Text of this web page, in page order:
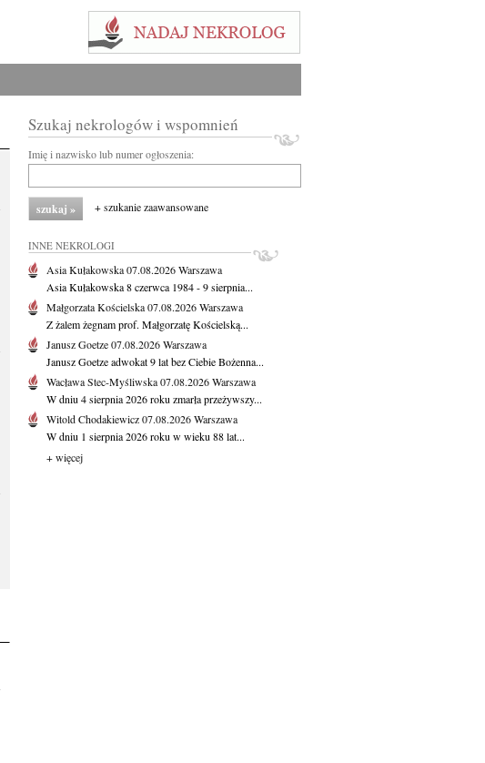
Szukaj nekrologów i wspomnień
Imię i nazwisko lub numer ogłoszenia:
+ szukanie zaawansowane
INNE NEKROLOGI
Asia Kułakowska07.08.2026Warszawa
Asia Kułakowska 8 czerwca 1984 - 9 sierpnia...
Małgorzata Kościelska07.08.2026Warszawa
Z żalem żegnam prof. Małgorzatę Kościelską...
Janusz Goetze07.08.2026Warszawa
Janusz Goetze adwokat 9 lat bez Ciebie Bożenna...
Wacława Stec-Myśliwska07.08.2026Warszawa
W dniu 4 sierpnia 2026 roku zmarła przeżywszy...
Witold Chodakiewicz07.08.2026Warszawa
W dniu 1 sierpnia 2026 roku w wieku 88 lat...
+ więcej